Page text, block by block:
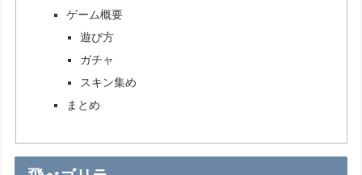
ゲーム概要
遊び方
ガチャ
スキン集め
まとめ